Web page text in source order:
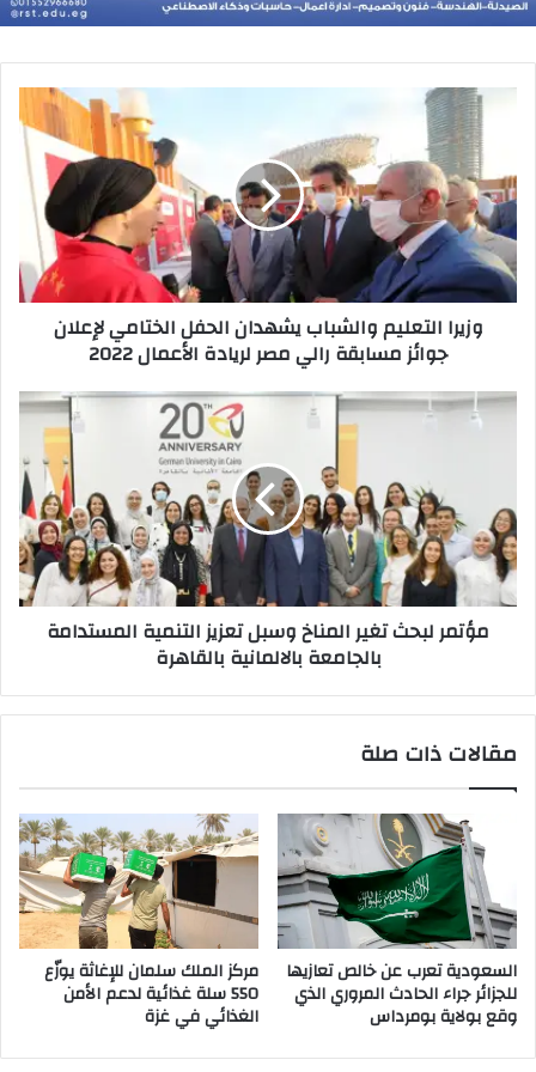
التعليم
والشباب
يشهدان
الحفل
الختامي
لإعلان
جوائز
مسابقة
الأعمال
2022
وزيرا التعليم والشباب يشهدان الحفل الختامي لإعلان
جوائز مسابقة رالي مصر لريادة الأعمال 2022
مؤتمر
لبحث
تعزيز
التنمية
المستدامة
بالجامعة
بالالمانية
مؤتمر لبحث تغير المناخ وسبل تعزيز التنمية المستدامة
بالجامعة بالالمانية بالقاهرة
مقالات ذات صلة
السعودية تعرب عن خالص تعازيها
للجزائر جراء الحادث المروري الذي
وقع بولاية بومرداس
مركز الملك سلمان للإغاثة يوزّع
550 سلة غذائية لدعم الأمن
الغذائي في غزة